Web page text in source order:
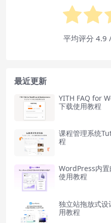
平均评分 4.9
最近更新
YITH FAQ for
下载使用教程
课程管理系统
程
WordPress内
使用教程
独立站拖放式
用教程